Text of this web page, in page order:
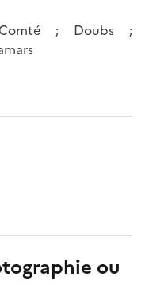
Comté ; Doubs ;
ou